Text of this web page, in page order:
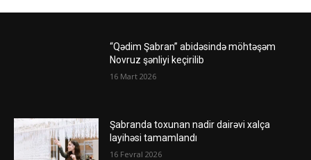
“Qədim Şabran” abidəsində möhtəşəm
Novruz şənliyi keçirilib
16 Mart 2026
Şabranda toxunan nadir dairəvi xalça
layihəsi tamamlandı
16 Fevral 2026